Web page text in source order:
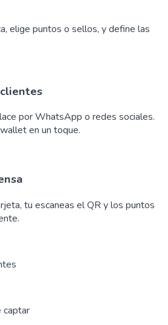
elige puntos o sellos, y define las
por WhatsApp o redes sociales.
en un toque.
tu escaneas el QR y los puntos
captar